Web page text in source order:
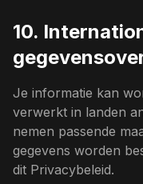
10.
Je informatie kan
verwerkt in landen
nemen passende
gegevens worden
dit Privacybeleid.